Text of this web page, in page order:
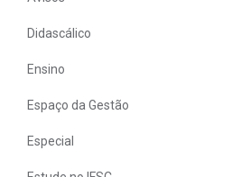
Didascálico
Ensino
Espaço da Gestão
Especial